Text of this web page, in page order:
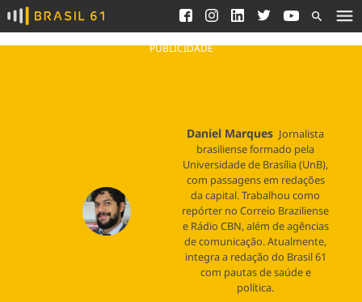
Ver todas as notícias
Podcasts
Saneamento
Indicadores
Brasil Mineral
Quem somos
Expediente
Trabalhe no Brasil 61
Contato
PUBLICIDADE
Daniel Marques Jornalista
brasiliense formado pela
Universidade de Brasília (UnB),
com passagens em redações
da capital. Trabalhou como
repórter no Correio Braziliense
e Rádio CBN, além de agências
de comunicação. Atualmente,
integra a redação do Brasil 61
com pautas de saúde e
política.